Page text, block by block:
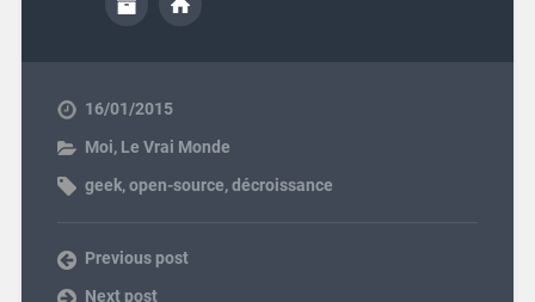
16/01/2015
Moi, Le Vrai Monde
geek,open-source,décroissance
Previous post
Next post